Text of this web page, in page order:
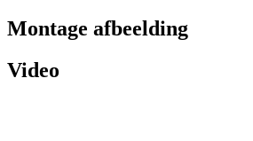
Montage afbeelding
Video